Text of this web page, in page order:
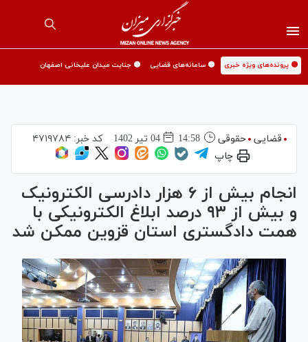
🟡 پرونده‌های ویژه خبری 🟡 سامانه‌های قضایی 🟡 جنایت میدان علیخانی اصفهان
قضایی حقوقی 14:58 04 تير 1402 کد خبر: ۴۷۱۹۷۸۴
چاپ
انجام بیش از ۶ هزار دادرسی الکترونیک
و بیش از ۹۳ درصد ابلاغ الکترونیکی با
همت دادگستری استان قزوین ممکن شد